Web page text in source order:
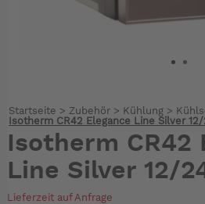
Startseite > Zubehör> Kühlung>
Isotherm CR42 Elegance Line Silver 12/
Isotherm CR42
Line Silver 12/
Lieferzeit auf Anfrage